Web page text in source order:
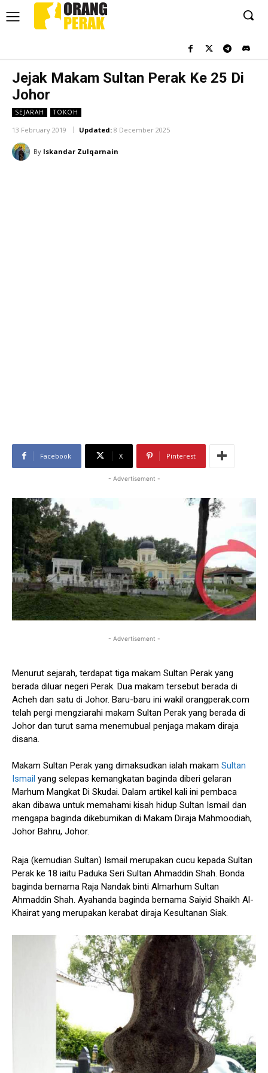
Jejak Makam Sultan Perak Ke 25 Di
Johor
SEJARAH TOKOH
13 February 2019 Updated: 8 December 2025
By Iskandar Zulqarnain
Facebook X Pinterest
- Advertisement -
- Advertisement -
Menurut sejarah, terdapat tiga makam Sultan Perak yang
berada diluar negeri Perak. Dua makam tersebut berada di
Acheh dan satu di Johor. Baru-baru ini wakil orangperak.com
telah pergi mengziarahi makam Sultan Perak yang berada di
Johor dan turut sama menemubual penjaga makam diraja
disana.
Makam Sultan Perak yang dimaksudkan ialah makam Sultan
Ismail yang selepas kemangkatan baginda diberi gelaran
Marhum Mangkat Di Skudai. Dalam artikel kali ini pembaca
akan dibawa untuk memahami kisah hidup Sultan Ismail dan
mengapa baginda dikebumikan di Makam Diraja Mahmoodiah,
Johor Bahru, Johor.
Raja (kemudian Sultan) Ismail merupakan cucu kepada Sultan
Perak ke 18 iaitu Paduka Seri Sultan Ahmaddin Shah. Bonda
baginda bernama Raja Nandak binti Almarhum Sultan
Ahmaddin Shah. Ayahanda baginda bernama Saiyid Shaikh Al-
Khairat yang merupakan kerabat diraja Kesultanan Siak.